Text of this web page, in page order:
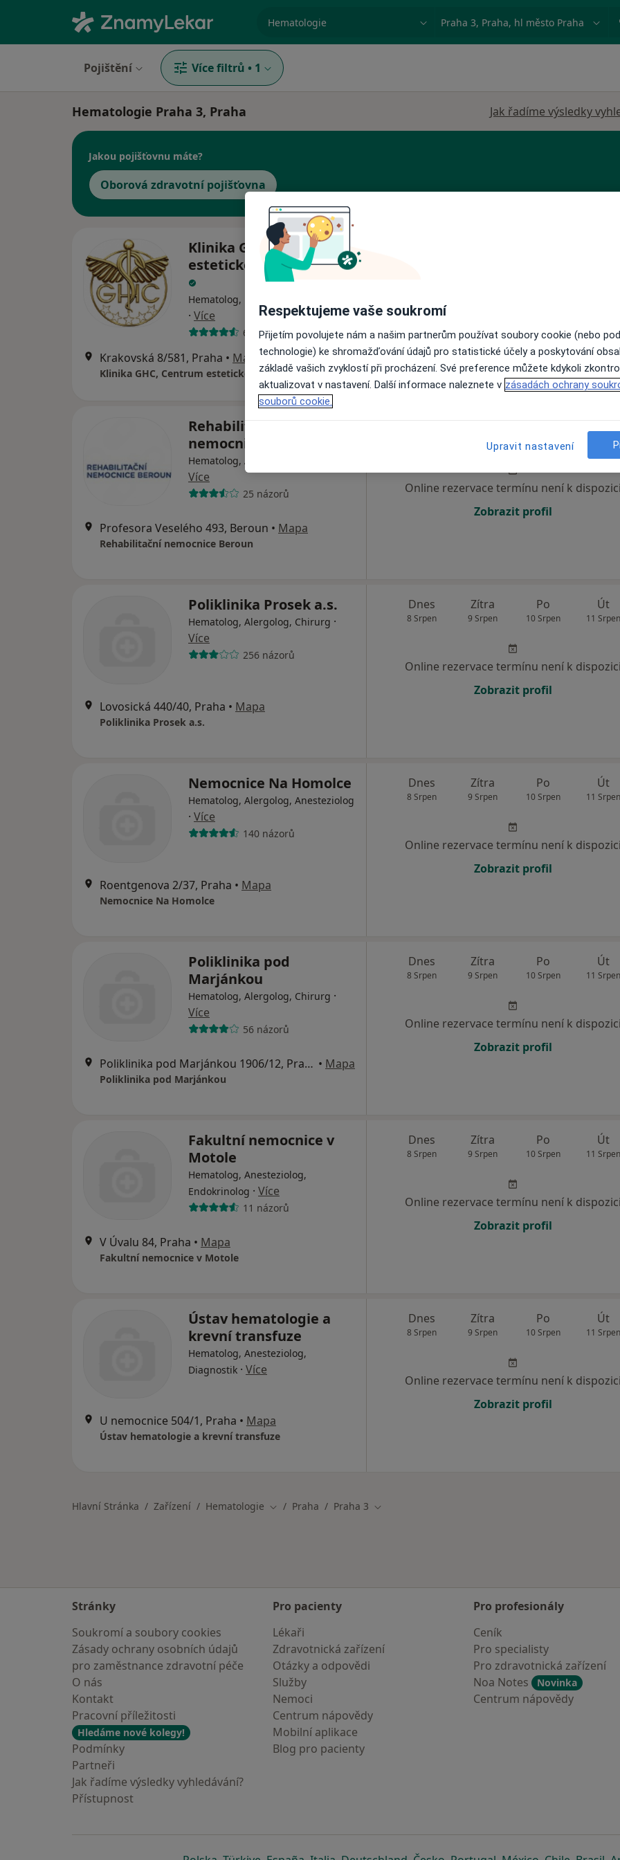
Město nebo region
Pojištění Více filtrů • 1
Hematologie Praha 3, Praha Jak řadíme výsledky
Jakou pojišťovnu máte?
Oborová zdravotní pojišťovna
Klinika GHC, Centrum
estetické medicíny s.r.o.
Hematolog, Dermatolog, Diagnostik
· Více
6 názorů
Krakovská 8/581, Praha • Mapa
Klinika GHC, Centrum estetické medicíny s.r.o.
Online rezervace termínu není k dispozici
Zobrazit profil
Rehabilitační
nemocnice Beroun
Hematolog, Anesteziolog, Chirurg
Více
25 názorů
Profesora Veselého 493, Beroun • Mapa
Rehabilitační nemocnice Beroun
9 Srpen 11
Online rezervace termínu není k dispozici
Zobrazit profil
Poliklinika Prosek a.s.
Hematolog, Alergolog, Chirurg ·
Více
256 názorů
Lovosická 440/40, Praha • Mapa
Poliklinika Prosek a.s.
Dnes
8 Srpen
Zítra
9 Srpen
Po
10 Srpen
Út
11 Srpen
Online rezervace termínu není k dispozici
Zobrazit profil
Nemocnice Na Homolce
Hematolog, Alergolog, Anesteziolog
· Více
140 názorů
Roentgenova 2/37, Praha • Mapa
Nemocnice Na Homolce
Dnes
8 Srpen
Zítra
9 Srpen
Po
10 Srpen
Út
11 Srpen
Online rezervace termínu není k dispozici
Zobrazit profil
Poliklinika pod
Marjánkou
Hematolog, Alergolog, Chirurg ·
Více
56 názorů
Poliklinika pod Marjánkou 1906/12, Praha • Mapa
Poliklinika pod Marjánkou
Dnes
8 Srpen
Zítra
9 Srpen
Po
10 Srpen
Út
11 Srpen
Online rezervace termínu není k dispozici
Zobrazit profil
Fakultní nemocnice v
Motole
Hematolog, Anesteziolog,
Endokrinolog · Více
11 názorů
V Úvalu 84, Praha • Mapa
Fakultní nemocnice v Motole
Dnes
8 Srpen
Zítra
9 Srpen
Po
10 Srpen
Út
11 Srpen
Online rezervace termínu není k dispozici
Zobrazit profil
Ústav hematologie a
krevní transfuze
Hematolog, Anesteziolog,
Diagnostik · Více
U nemocnice 504/1, Praha • Mapa
Ústav hematologie a krevní transfuze
Dnes
8 Srpen
Zítra
9 Srpen
Po
10 Srpen
Út
11 Srpen
Online rezervace termínu není k dispozici
Zobrazit profil
Hlavní Stránka Zařízení Hematologie Změna města
Praha Praha 3 Změna města
Stránky
Soukromí a soubory cookies
Zásady ochrany osobních údajů
pro zaměstnance zdravotní péče
O nás
Kontakt
Pracovní příležitosti
Hledáme nové kolegy!
Podmínky
Partneři
Jak řadíme výsledky vyhledávání?
Přístupnost
Pro pacienty
Lékaři
Zdravotnická zařízení
Otázky a odpovědi
Služby
Nemoci
Centrum nápovědy
Mobilní aplikace
Blog pro pacienty
Pro profesionály
Ceník
Pro specialisty
Pro zdravotnická zařízení
Noa Notes
Novinka
Centrum nápovědy
Respektujeme vaše soukromí
Přijetím povolujete nám a našim partnerům používat soubory cookie (nebo
technologie) ke shromažďování údajů pro statistické účely a poskytování
základě vašich zvyklostí při procházení. Své preference můžete kdykoli
aktualizovat v nastavení. Další informace naleznete v zásadách ochrany
souborů cookie.
Upravit nastavení